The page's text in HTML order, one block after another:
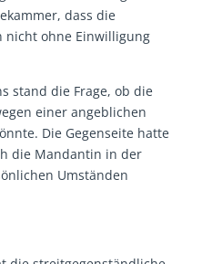
dass die
nicht ohne Einwilligung
stand die Frage, ob die
einer angeblichen
Die Gegenseite hatte
die Mandantin in der
Umständen